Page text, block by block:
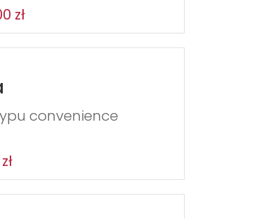
zł
convenience